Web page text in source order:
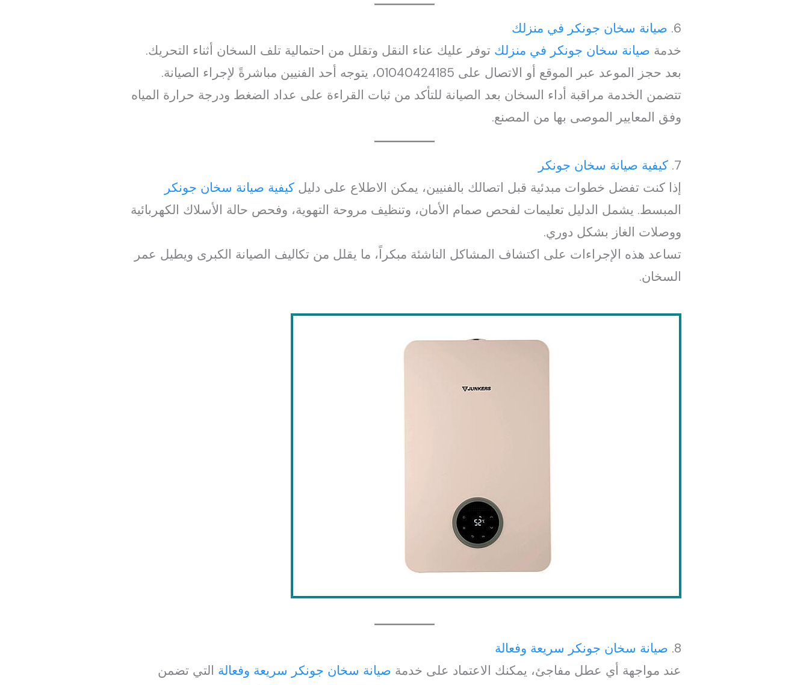
6. صيانة سخان جونكر في منزلك
خدمة صيانة سخان جونكر في منزلك توفر عليك عناء النقل وتقلل من احتمالية تلف السخان أثناء التحريك.
بعد حجز الموعد عبر الموقع أو الاتصال على 01040424185، يتوجه أحد الفنيين مباشرةً لإجراء الصيانة.
تتضمن الخدمة مراقبة أداء السخان بعد الصيانة للتأكد من ثبات القراءة على عداد الضغط ودرجة حرارة المياه
وفق المعايير الموصى بها من المصنع.
7. كيفية صيانة سخان جونكر
إذا كنت تفضل خطوات مبدئية قبل اتصالك بالفنيين، يمكن الاطلاع على دليلكيفية صيانة سخان جونكر
المبسط. يشمل الدليل تعليمات لفحص صمام الأمان، وتنظيف مروحة التهوية، وفحص حالة الأسلاك الكهربائية
ووصلات الغاز بشكل دوري.
تساعد هذه الإجراءات على اكتشاف المشاكل الناشئة مبكراً، ما يقلل من تكاليف الصيانة الكبرى ويطيل عمر
السخان.
8. صيانة سخان جونكر سريعة وفعالة
عند مواجهة أي عطل مفاجئ، يمكنك الاعتماد على خدمة صيانة سخان جونكر سريعة وفعالة التي تضمن